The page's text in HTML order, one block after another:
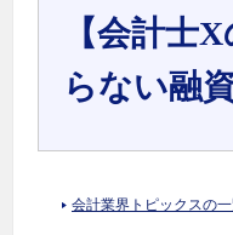
【会計士
らない融
会計業界トピックスの